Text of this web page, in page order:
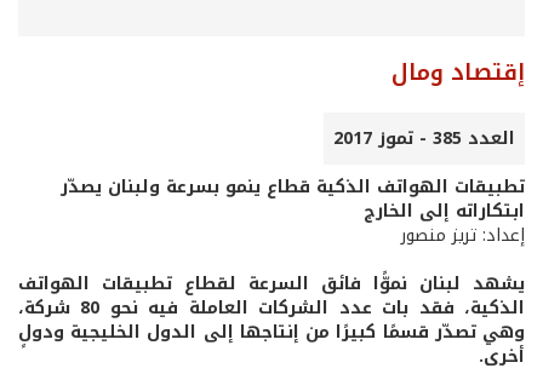
إقتصاد ومال
العدد 385 - تموز 2017
تطبيقات الهواتف الذكية قطاع ينمو بسرعة ولبنان يصدّر
ابتكاراته إلى الخارج
إعداد: تريز منصور
يشهد لبنان نموًّا فائق السرعة لقطاع تطبيقات الهواتف
الذكية، فقد بات عدد الشركات العاملة فيه نحو 80 شركة،
وهي تصدّر قسمًا كبيرًا من إنتاجها إلى الدول الخليجية ودولٍ
أخرى.